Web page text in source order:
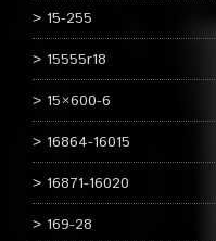
15-255
15555r18
15×600-6
16864-16015
16871-16020
169-28